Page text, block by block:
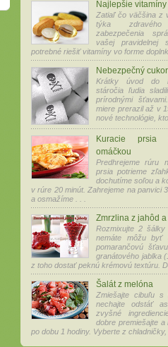
Najlepšie
Zatiaľ čo väčšina z
týka
zabezpečenia
vašej pravidelnej
potrebné riešiť vitamíny vo forme
Nebezpečný cukor
Krátky úvod do
stáročia ľudia
prírodnými
miere prerazil až v
nové technológie,
Kuracie prsia
omáčkou
Predhrejeme rúru
prsia potrieme
dochutíme soľou a
v rúre 20 minút. Zahrejeme na panvici
a osmažíme . . .
Zmrzlina z jahôd
Rozmixujte 2
nemáte môžu byť
pomarančovú
granátového jablka
z toho dostať peknú krémovú textúru.
Šalát z melóna
Zmiešajte cibuľu s
nechajte odstáť
zvyšné
dobre premiešajte
po dobu 1 hodiny. Vyberte z chladničky, .